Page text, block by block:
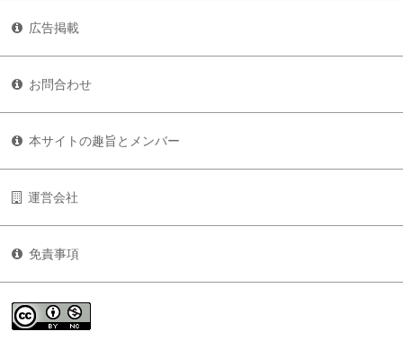
広告掲載
お問合わせ
本サイトの趣旨とメンバー
運営会社
免責事項